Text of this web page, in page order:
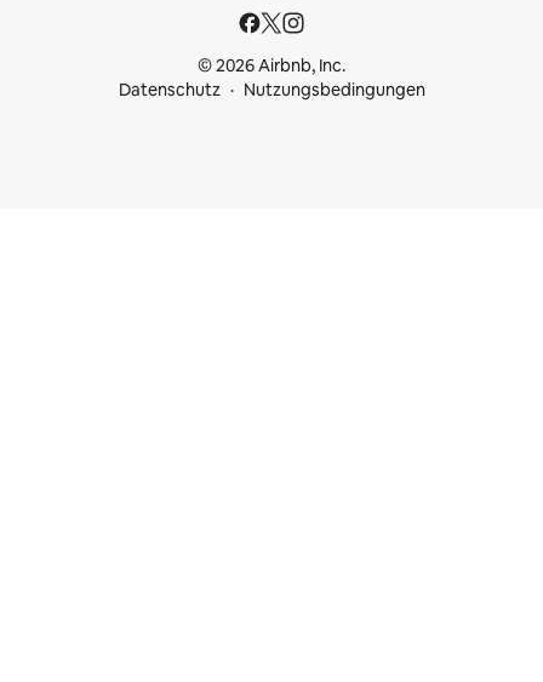
© 2026 Airbnb, Inc.
Datenschutz
Nutzungsbedingungen